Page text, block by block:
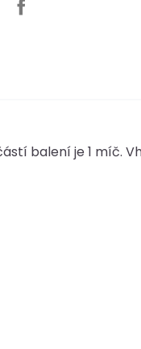
balení je 1 míč.